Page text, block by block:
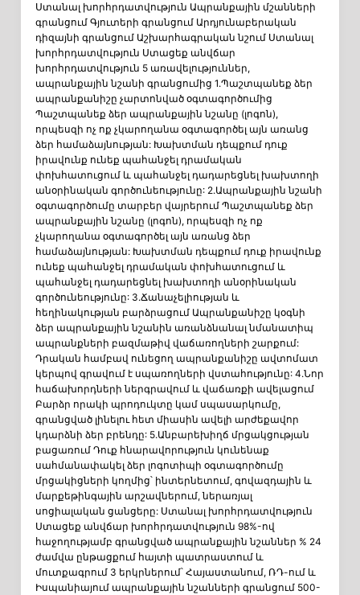
Ստանալ խորհրդատվություն Ապրանքային մշանների
գրանցում Գյուտերի գրանցում Արդյունաբերական
դիզայնի գրանցում Աշխարհագրական նշում Ստանալ
խորհրդատվություն Ստացեք անվճար
խորհրդատվություն 5 առավելություններ,
ապրանքային նշանի գրանցումից 1.Պաշտպանեք ձեր
ապրանքանիշը չարտոնված օգտագործումից
Պաշտպանեք ձեր ապրանքային նշանը (լոգոն),
որպեսզի ոչ ոք չկարողանա օգտագործել այն առանց
ձեր համաձայնության: Խախտման դեպքում դուք
իրավունք ունեք պահանջել դրամական
փոխհատուցում և պահանջել դադարեցնել խախտողի
անօրինական գործունեությունը: 2.Ապրանքային նշանի
օգտագործումը տարբեր վայրերում Պաշտպանեք ձեր
ապրանքային նշանը (լոգոն), որպեսզի ոչ ոք
չկարողանա օգտագործել այն առանց ձեր
համաձայնության: Խախտման դեպքում դուք իրավունք
ունեք պահանջել դրամական փոխհատուցում և
պահանջել դադարեցնել խախտողի անօրինական
գործունեությունը: 3.Ճանաչելիության և
հեղինակության բարձրացում Ապրանքանիշը կօգնի
ձեր ապրանքային նշանին առանձնանալ նմանատիպ
ապրանքների բազմաթիվ վաճառողների շարքում:
Դրական համբավ ունեցող ապրանքանիշը ավտոմատ
կերպով գրավում է սպառողների վստահությունը: 4.Նոր
հաճախորդների ներգրավում և վաճառքի ավելացում
Բարձր որակի պրոդուկտը կամ սպասարկումը,
գրանցված լինելու հետ միասին ավելի արժեքավոր
կդարձնի ձեր բրենդը: 5.Անբարեխիղճ մրցակցության
բացառում Դուք հնարավորություն կունենաք
սահմանափակել ձեր լոգոտիպի օգտագործումը
մրցակիցների կողմից՝ ինտերնետում, գովազդային և
մարքեթինգային արշավներում, ներառյալ
սոցիալական ցանցերը: Ստանալ խորհրդատվություն
Ստացեք անվճար խորհրդատվություն 98%-ով
հաջողությամբ գրանցված ապրանքային նշաններ % 24
ժամվա ընթացքում հայտի պատրաստում և
մուտքագրում 3 երկրներում՝ Հայաստանում, ՌԴ-ում և
Իսպանիայում ապրանքային նշանների գրանցում 500-